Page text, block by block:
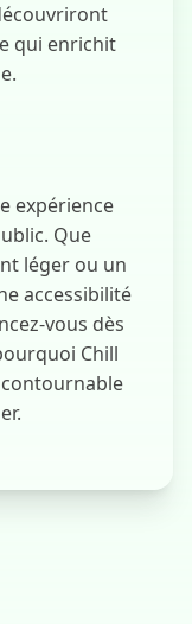
qui enrichit
expérience
Que
léger ou un
accessibilité
vous dès
Chill